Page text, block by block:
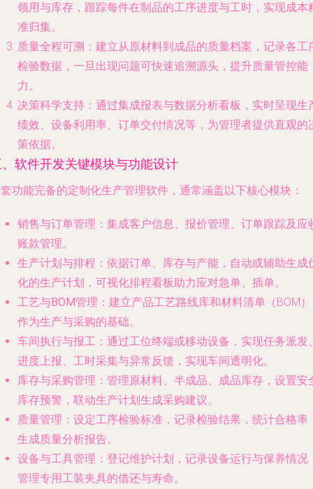
领用与库存，跟踪每件在制品的工序进度与工时，实现成本
准归集。
质量全程可溯 ：建立从原材料到成品的质量档案，记录各工
检验数据，一旦出现问题可快速追溯源头，提升质量管控能
力。
决策科学支持 ：通过集成报表与数据分析看板，实时呈现生
绩效、设备利用率、订单交付情况等，为管理者提供直观的
策依据。
软件开发关键模块与功能设计
功能完备的定制化生产管理软件，通常涵盖以下核心模块：
销售与订单管理 ：集成客户信息、报价管理、订单跟踪及应
账款管理。
生产计划与排程 ：依据订单、库存与产能，自动或辅助生成
化的生产计划，可视化排程看板助力应对急单、插单。
工艺与BOM管理 ：建立产品工艺路线库和材料清单（BOM
作为生产与采购的基础。
车间执行与报工 ：通过工位终端或移动设备，实现任务派发
进度上报、工时采集与异常反馈，实现车间透明化。
库存与采购管理 ：管理原材料、半成品、成品库存，设置安
库存预警，联动生产计划生成采购建议。
质量管理 ：设定工序检验标准，记录检验结果，统计合格率
生成质量分析报告。
设备与工具管理 ：登记维护计划，记录设备运行与保养情况
管理专用工装夹具的借还与寿命。